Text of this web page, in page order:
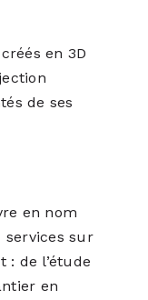
en 3D
de ses
en nom
services sur
: de l’étude
en